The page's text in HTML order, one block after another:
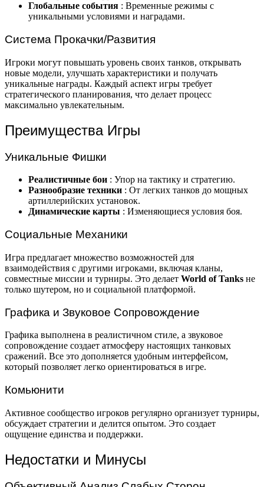
Глобальные события : Временные режимы с
уникальными условиями и наградами.
Система Прокачки/Развития
Игроки могут повышать уровень своих танков, открывать
новые модели, улучшать характеристики и получать
уникальные награды. Каждый аспект игры требует
стратегического планирования, что делает процесс
максимально увлекательным.
Преимущества Игры
Уникальные Фишки
Реалистичные бои : Упор на тактику и стратегию.
Разнообразие техники : От легких танков до мощных
артиллерийских установок.
Динамические карты : Изменяющиеся условия боя.
Социальные Механики
Игра предлагает множество возможностей для
взаимодействия с другими игроками, включая кланы,
совместные миссии и турниры. Это делает World of Tanks не
только шутером, но и социальной платформой.
Графика и Звуковое Сопровождение
Графика выполнена в реалистичном стиле, а звуковое
сопровождение создает атмосферу настоящих танковых
сражений. Все это дополняется удобным интерфейсом,
который позволяет легко ориентироваться в игре.
Комьюнити
Активное сообщество игроков регулярно организует турниры,
обсуждает стратегии и делится опытом. Это создает
ощущение единства и поддержки.
Недостатки и Минусы